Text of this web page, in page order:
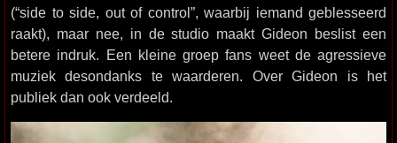
(“side to side, out of control”, waarbij iemand geblesseerd
raakt), maar nee, in de studio maakt Gideon beslist een
betere indruk. Een kleine groep fans weet de agressieve
muziek desondanks te waarderen. Over Gideon is het
publiek dan ook verdeeld.